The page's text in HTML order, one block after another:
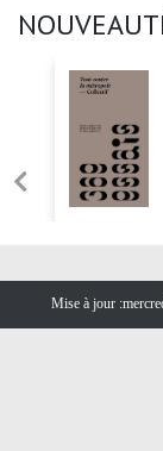
Mise à jour